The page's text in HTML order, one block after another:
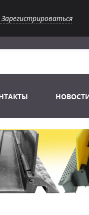
Ретро Декор
6-120 V
110-240 V
света